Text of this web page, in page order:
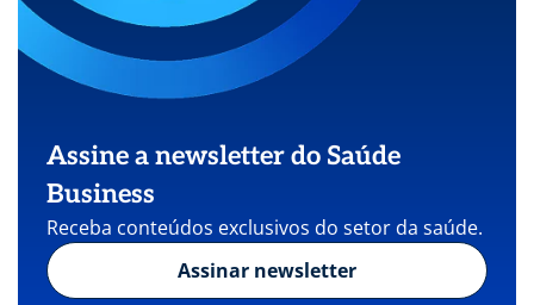
Assine a newsletter do Saúde
Business
Receba conteúdos exclusivos do setor da saúde.
Assinar newsletter